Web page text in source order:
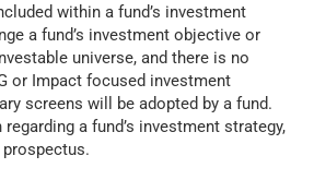
within a fund’s investment
a fund’s investment objective or
universe, and there is no
or Impact focused investment
screens will be adopted by a fund.
a fund’s investment strategy,
prospectus.